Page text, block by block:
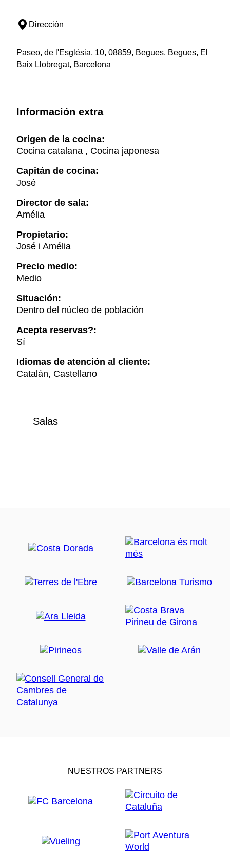
Dirección
Paseo, de l'Església, 10, 08859, Begues, Begues, El
Baix Llobregat, Barcelona
Información extra
Origen de la cocina:
Cocina catalana , Cocina japonesa
Capitán de cocina:
José
Director de sala:
Amélia
Propietario:
José i Amélia
Precio medio:
Medio
Situación:
Dentro del núcleo de población
Acepta reservas?:
Sí
Idiomas de atención al cliente:
Catalán, Castellano
Salas
NUESTROS PARTNERS